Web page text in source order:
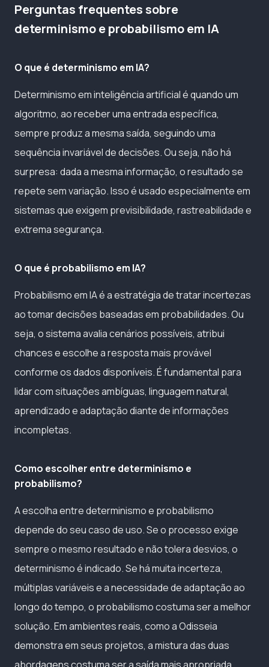
Perguntas frequentes sobre
determinismo e probabilismo em IA
O que é determinismo em IA?
Determinismo em inteligência artificial é quando um
algoritmo, ao receber uma entrada específica,
sempre produz a mesma saída, seguindo uma
sequência invariável de decisões. Ou seja, não há
surpresa: dada a mesma informação, o resultado se
repete sem variação. Isso é usado especialmente em
sistemas que exigem previsibilidade, rastreabilidade e
extrema segurança.
O que é probabilismo em IA?
Probabilismo em IA é a estratégia de tratar incertezas
ao tomar decisões baseadas em probabilidades. Ou
seja, o sistema avalia cenários possíveis, atribui
chances e escolhe a resposta mais provável
conforme os dados disponíveis. É fundamental para
lidar com situações ambíguas, linguagem natural,
aprendizado e adaptação diante de informações
incompletas.
Como escolher entre determinismo e
probabilismo?
A escolha entre determinismo e probabilismo
depende do seu caso de uso. Se o processo exige
sempre o mesmo resultado e não tolera desvios, o
determinismo é indicado. Se há muita incerteza,
múltiplas variáveis e a necessidade de adaptação ao
longo do tempo, o probabilismo costuma ser a melhor
solução. Em ambientes reais, como a Odisseia
demonstra em seus projetos, a mistura das duas